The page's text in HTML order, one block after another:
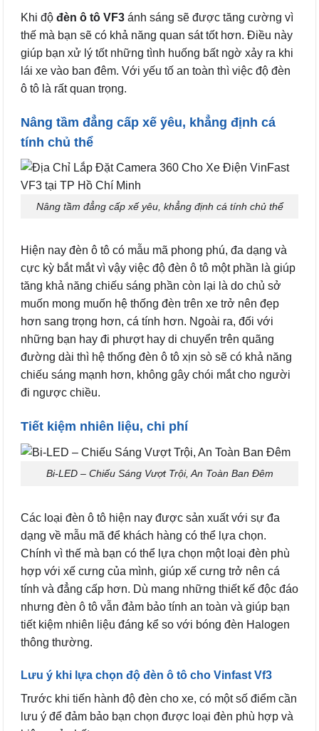
Khi độ đèn ô tô VF3 ánh sáng sẽ được tăng cường vì
thế mà bạn sẽ có khả năng quan sát tốt hơn. Điều này
giúp bạn xử lý tốt những tình huống bất ngờ xảy ra khi
lái xe vào ban đêm. Với yếu tố an toàn thì việc độ đèn
ô tô là rất quan trọng.
Nâng tầm đẳng cấp xế yêu, khẳng định cá
tính chủ thể
Nâng tầm đẳng cấp xế yêu, khẳng định cá tính chủ thể
Hiện nay đèn ô tô có mẫu mã phong phú, đa dạng và
cực kỳ bắt mắt vì vậy việc độ đèn ô tô một phần là giúp
tăng khả năng chiếu sáng phần còn lại là do chủ sở
muốn mong muốn hệ thống đèn trên xe trở nên đẹp
hơn sang trọng hơn, cá tính hơn. Ngoài ra, đối với
những bạn hay đi phượt hay di chuyển trên quãng
đường dài thì hệ thống đèn ô tô xịn sò sẽ có khả năng
chiếu sáng mạnh hơn, không gây chói mắt cho người
đi ngược chiều.
Tiết kiệm nhiên liệu, chi phí
Bi-LED – Chiếu Sáng Vượt Trội, An Toàn Ban Đêm
Các loại đèn ô tô hiện nay được sản xuất với sự đa
dạng về mẫu mã để khách hàng có thể lựa chọn.
Chính vì thế mà bạn có thể lựa chọn một loại đèn phù
hợp với xế cưng của mình, giúp xế cưng trở nên cá
tính và đẳng cấp hơn. Dù mang những thiết kế độc đáo
nhưng đèn ô tô vẫn đảm bảo tính an toàn và giúp bạn
tiết kiệm nhiên liệu đáng kể so với bóng đèn Halogen
thông thường.
Lưu ý khi lựa chọn độ đèn ô tô cho Vinfast Vf3
Trước khi tiến hành độ đèn cho xe, có một số điểm cần
lưu ý để đảm bảo bạn chọn được loại đèn phù hợp và